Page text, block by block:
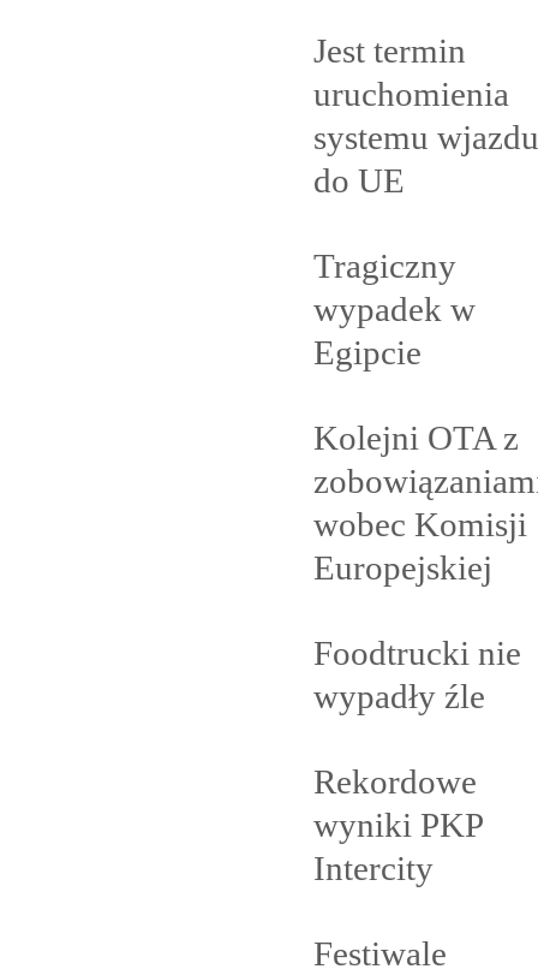
Jest termin
uruchomienia
systemu wjazdu
do UE
Tragiczny
wypadek w
Egipcie
Kolejni OTA z
wobec Komisji
Europejskiej
Foodtrucki nie
wypadły źle
Rekordowe
wyniki PKP
Intercity
Festiwale